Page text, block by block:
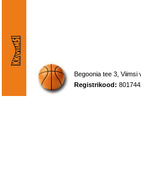
Begoonia tee 3, Viimsi
Registrikood: